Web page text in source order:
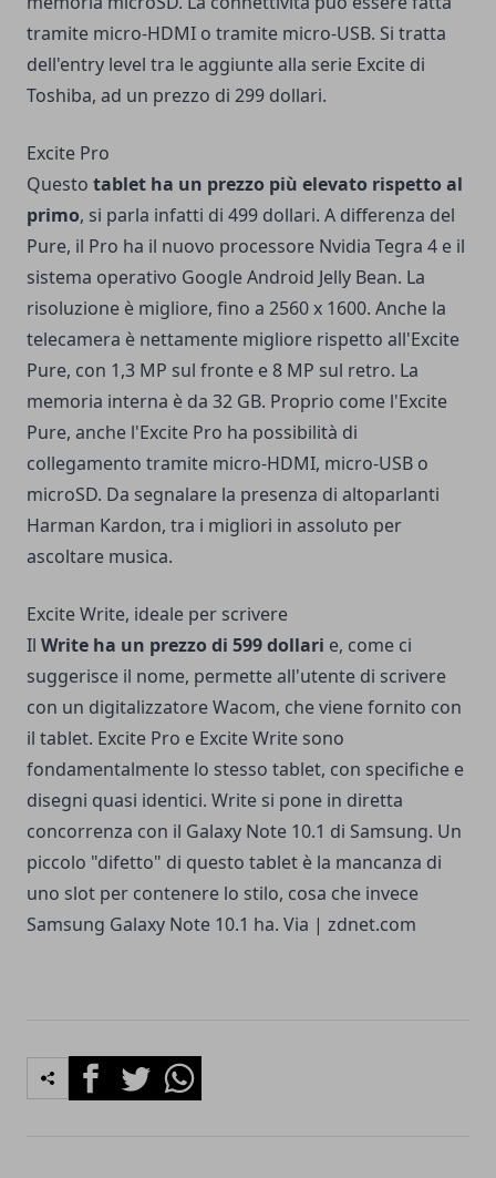
tramite micro-HDMI o tramite micro-USB. Si tratta
dell'entry level tra le aggiunte alla serie Excite di
Toshiba, ad un prezzo di 299 dollari.
Excite Pro
Questo tablet ha un prezzo più elevato rispetto al
primo, si parla infatti di 499 dollari. A differenza del
Pure, il Pro ha il nuovo processore Nvidia Tegra 4 e il
sistema operativo Google Android Jelly Bean. La
risoluzione è migliore, fino a 2560 x 1600. Anche la
telecamera è nettamente migliore rispetto all'Excite
Pure, con 1,3 MP sul fronte e 8 MP sul retro. La
memoria interna è da 32 GB. Proprio come l'Excite
Pure, anche l'Excite Pro ha possibilità di
collegamento tramite micro-HDMI, micro-USB o
microSD. Da segnalare la presenza di altoparlanti
Harman Kardon, tra i migliori in assoluto per
ascoltare musica.
Excite Write, ideale per scrivere
Il Write ha un prezzo di 599 dollari e, come ci
suggerisce il nome, permette all'utente di scrivere
con un digitalizzatore Wacom, che viene fornito con
il tablet. Excite Pro e Excite Write sono
fondamentalmente lo stesso tablet, con specifiche e
disegni quasi identici. Write si pone in diretta
concorrenza con il Galaxy Note 10.1 di Samsung. Un
piccolo "difetto" di questo tablet è la mancanza di
uno slot per contenere lo stilo, cosa che invece
Samsung Galaxy Note 10.1 ha. Via | zdnet.com
FacebookTwitterWhatsapp